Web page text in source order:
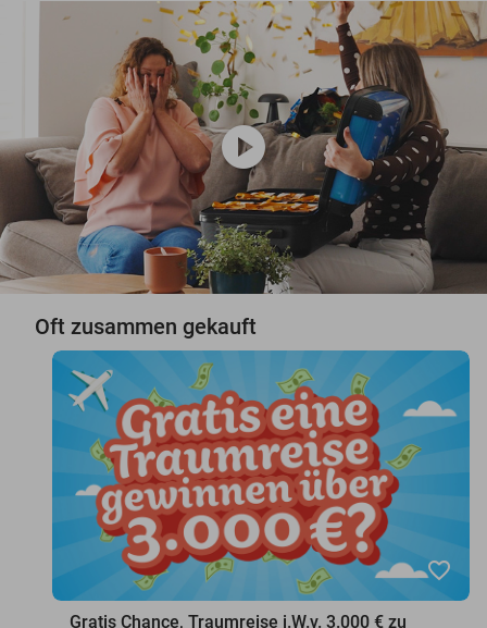
play_circle
Oft zusammen gekauft
favorite_border
Gratis Chance, Traumreise i.W.v. 3.000 € zu